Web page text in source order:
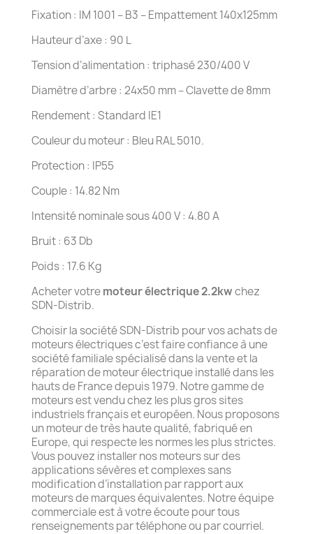
Fixation : IM 1001 – B3 – Empattement 140x125mm
Hauteur d’axe : 90 L
Tension d’alimentation : triphasé 230/400 V
Diamètre d’arbre : 24x50 mm – Clavette de 8mm
Rendement : Standard IE1
Couleur du moteur : Bleu RAL 5010.
Protection : IP55
Couple : 14.82 Nm
Intensité nominale sous 400 V : 4.80 A
Bruit : 63 Db
Poids : 17.6 Kg
Acheter votremoteur électrique 2.2kwchez
SDN-Distrib.
Choisir la société SDN-Distrib pour vos achats de
moteurs électriques c’est faire confiance à une
société familiale spécialisé dans la vente et la
réparation de moteur électrique installé dans les
hauts de France depuis 1979. Notre gamme de
moteurs est vendu chez les plus gros sites
industriels français et européen. Nous proposons
un moteur de très haute qualité, fabriqué en
Europe, qui respecte les normes les plus strictes.
Vous pouvez installer nos moteurs sur des
applications sévères et complexes sans
modification d’installation par rapport aux
moteurs de marques équivalentes. Notre équipe
commerciale est à votre écoute pour tous
renseignements par téléphone ou par courriel.